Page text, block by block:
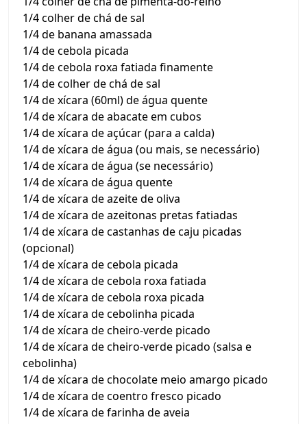
1/4 colher de chá de sal
1/4 de banana amassada
1/4 de cebola picada
1/4 de cebola roxa fatiada finamente
1/4 de colher de chá de sal
1/4 de xícara (60ml) de água quente
1/4 de xícara de abacate em cubos
1/4 de xícara de açúcar (para a calda)
1/4 de xícara de água (ou mais, se necessário)
1/4 de xícara de água (se necessário)
1/4 de xícara de água quente
1/4 de xícara de azeite de oliva
1/4 de xícara de azeitonas pretas fatiadas
1/4 de xícara de castanhas de caju picadas
(opcional)
1/4 de xícara de cebola picada
1/4 de xícara de cebola roxa fatiada
1/4 de xícara de cebola roxa picada
1/4 de xícara de cebolinha picada
1/4 de xícara de cheiro-verde picado
1/4 de xícara de cheiro-verde picado (salsa e
cebolinha)
1/4 de xícara de chocolate meio amargo picado
1/4 de xícara de coentro fresco picado
1/4 de xícara de farinha de aveia